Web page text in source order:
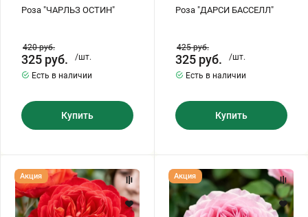
Зелень и пряные травы
Роза "ЧАРЛЬЗ ОСТИН"
420руб.
325 руб.
/шт.
Есть в наличии
Купить
Роза "ДАРСИ БАССЕЛЛ"
425руб.
325 руб.
/шт.
Есть в наличии
Купить
Роза
"БЕНДЖАМИН
БРИТТЕН"
Акция
Роза
"ДЖЕЙМС
ГЭЛВЕЙ"
Акция